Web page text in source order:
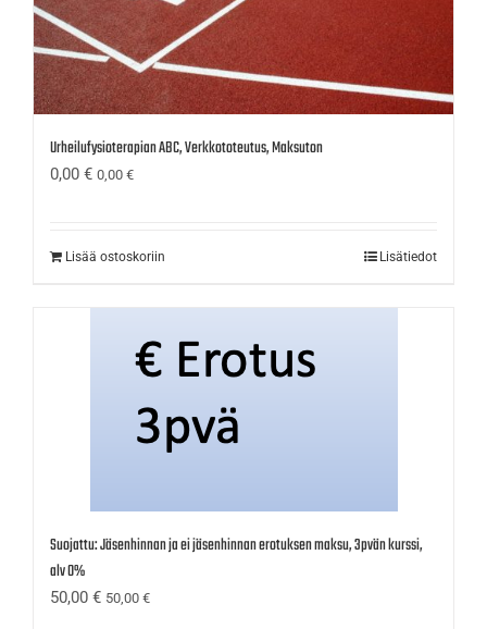
Urheilufysioterapian ABC, Verkkototeutus, Maksuton
0,00 € 0,00 €
Lisää ostoskoriin Lisätiedot
Suojattu: Jäsenhinnan ja ei jäsenhinnan erotuksen maksu, 3pvän kurssi,
alv 0%
50,00 € 50,00 €